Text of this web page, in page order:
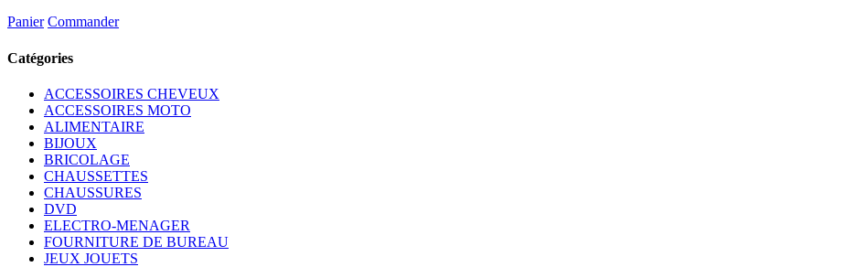
Panier Commander
Catégories
ACCESSOIRES CHEVEUX
ACCESSOIRES MOTO
ALIMENTAIRE
BIJOUX
BRICOLAGE
CHAUSSETTES
CHAUSSURES
DVD
ELECTRO-MENAGER
FOURNITURE DE BUREAU
JEUX JOUETS